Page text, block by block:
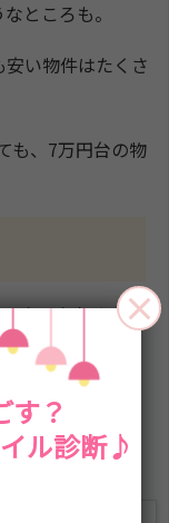
ところも。
い物件はたくさ
も、7万円台の物
ウスもおすすめ
て、板橋にも住
際にシェアハウ
覧ください↓
でわかったメリッ
す？
ル診断♪